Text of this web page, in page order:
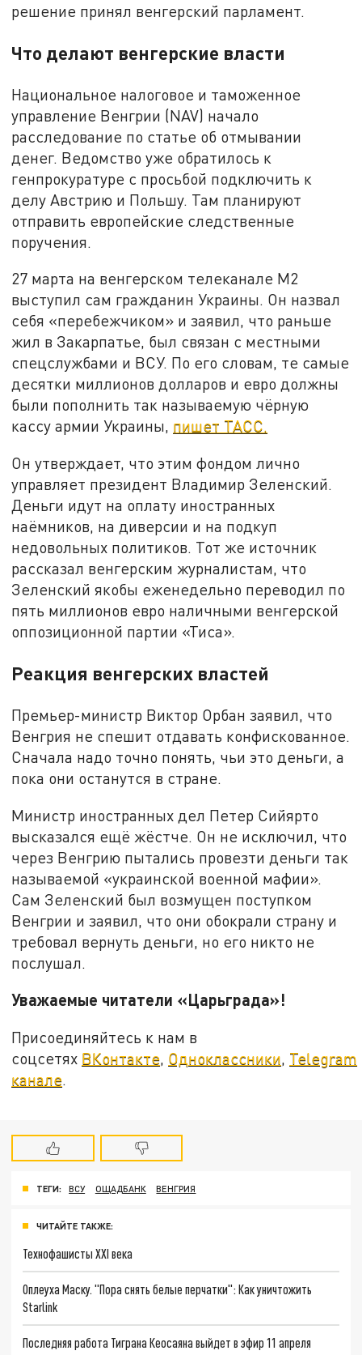
решение принял венгерский парламент.
Что делают венгерские власти
Национальное налоговое и таможенное
управление Венгрии (NAV) начало
расследование по статье об отмывании
денег. Ведомство уже обратилось к
генпрокуратуре с просьбой подключить к
делу Австрию и Польшу. Там планируют
отправить европейские следственные
поручения.
27 марта на венгерском телеканале М2
выступил сам гражданин Украины. Он назвал
себя «перебежчиком» и заявил, что раньше
жил в Закарпатье, был связан с местными
спецслужбами и ВСУ. По его словам, те самые
десятки миллионов долларов и евро должны
были пополнить так называемую чёрную
кассу армии Украины, пишет ТАСС.
Он утверждает, что этим фондом лично
управляет президент Владимир Зеленский.
Деньги идут на оплату иностранных
наёмников, на диверсии и на подкуп
недовольных политиков. Тот же источник
рассказал венгерским журналистам, что
Зеленский якобы еженедельно переводил по
пять миллионов евро наличными венгерской
оппозиционной партии «Тиса».
Реакция венгерских властей
Премьер-министр Виктор Орбан заявил, что
Венгрия не спешит отдавать конфискованное.
Сначала надо точно понять, чьи это деньги, а
пока они останутся в стране.
Министр иностранных дел Петер Сийярто
высказался ещё жёстче. Он не исключил, что
через Венгрию пытались провезти деньги так
называемой «украинской военной мафии».
Сам Зеленский был возмущен поступком
Венгрии и заявил, что они обокрали страну и
требовал вернуть деньги, но его никто не
послушал.
Уважаемые читатели «Царьграда»!
Присоединяйтесь к нам в
соцсетях ВКонтакте, Одноклассники, Telegram
канале.
ТЕГИ: ВСУ ОЩАДБАНК ВЕНГРИЯ
ЧИТАЙТЕ ТАКЖЕ:
Технофашисты XXI века
Оплеуха Маску. "Пора снять белые перчатки": Как уничтожить
Starlink
Последняя работа Тиграна Кеосаяна выйдет в эфир 11 апреля